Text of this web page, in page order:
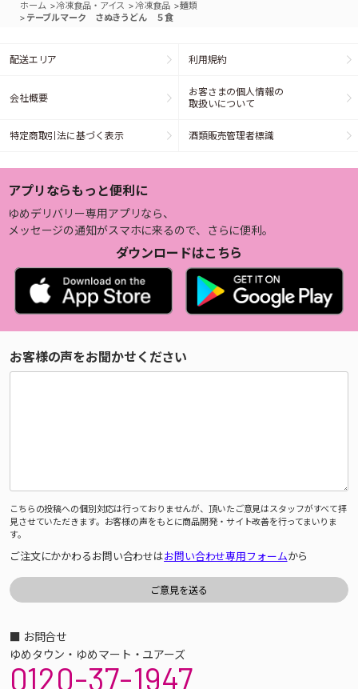
ホーム >冷凍食品・アイス > 冷凍食品 >麺類
> テーブルマーク さぬきうどん ５食
配送エリア 利用規約
会社概要
お客さまの個人情報の
取扱いについて
特定商取引法に基づく表示 酒類販売管理者標識
アプリならもっと便利に
ゆめデリバリー専用アプリなら、
メッセージの通知がスマホに来るので、さらに便利。
ダウンロードはこちら
お客様の声をお聞かせください
こちらの投稿への個別対応は行っておりませんが、頂いたご意見はスタッフがすべて拝
見させていただきます。お客様の声をもとに商品開発・サイト改善を行ってまいりま
す。
ご注文にかかわるお問い合わせはお問い合わせ専用フォームから
■ お問合せ
ゆめタウン・ゆめマート・ユアーズ
0120-37-1947